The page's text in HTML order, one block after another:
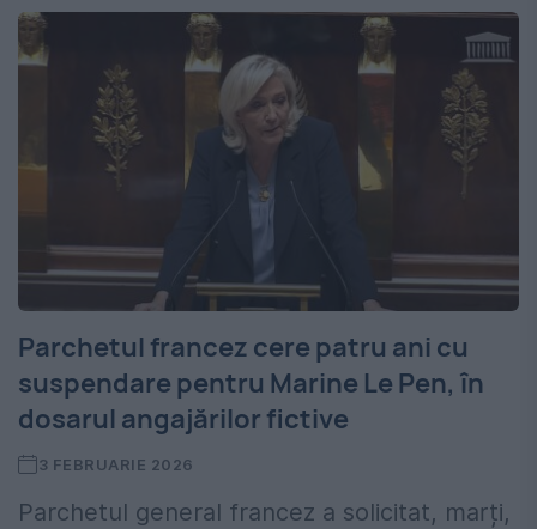
Parchetul francez cere patru ani cu
suspendare pentru Marine Le Pen, în
dosarul angajărilor fictive
3 FEBRUARIE 2026
Parchetul general francez a solicitat, marți,